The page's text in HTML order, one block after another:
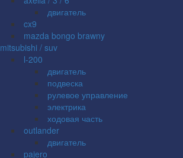
двигатель
cx9
mazda bongo brawny
mitsubishi / suv
l-200
двигатель
подвеска
рулевое управление
электрика
ходовая часть
outlander
двигатель
pajero